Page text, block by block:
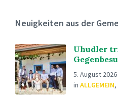
Neuigkeiten aus der
Uhudler
5. August 2026
in ALLGEMEIN,